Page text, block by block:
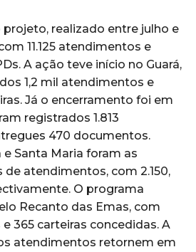
realizado entre julho e
11.125 atendimentos e
A ação teve início no Guará,
1,2 mil atendimentos e
Já o encerramento foi em
registrados 1.813
470 documentos.
Santa Maria foram as
atendimentos, com 2.150,
O programa
Recanto das Emas, com
365 carteiras concedidas. A
atendimentos retornem em